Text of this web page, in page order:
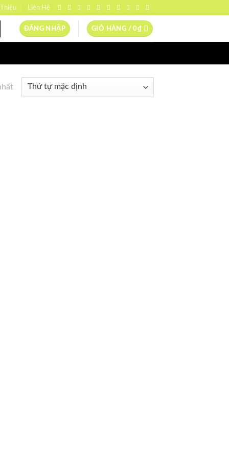
Liên Hệ
ĐĂNG NHẬP GIỎ HÀNG /0₫